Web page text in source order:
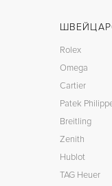
Rolex
Omega
Cartier
Patek
Breitling
Zenith
Hublot
TAG Heuer